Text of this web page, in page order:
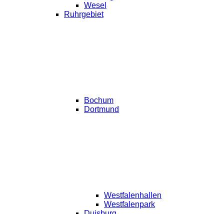
Wesel
Ruhrgebiet
Bochum
Dortmund
Westfalenhallen
Westfalenpark